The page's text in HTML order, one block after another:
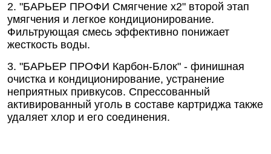
2. "БАРЬЕР ПРОФИ Смягчение х2" второй этап
умягчения и легкое кондиционирование.
Фильтрующая смесь эффективно понижает
жесткость воды.
3. "БАРЬЕР ПРОФИ Карбон-Блок" - финишная
очистка и кондиционирование, устранение
неприятных привкусов. Спрессованный
активированный уголь в составе картриджа также
удаляет хлор и его соединения.